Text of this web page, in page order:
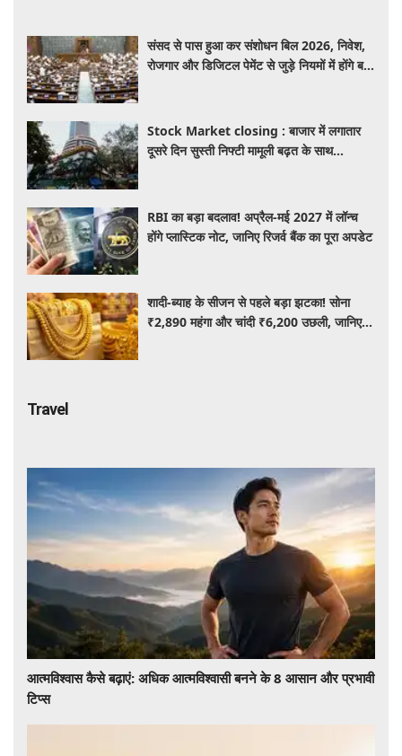
संसद से पास हुआ कर संशोधन बिल 2026, निवेश,
रोजगार और डिजिटल पेमेंट से जुड़े नियमों में होंगे बड़े
Stock Market closing : बाजार में लगातार
दूसरे दिन सुस्ती निफ्टी मामूली बढ़त के साथ
RBI का बड़ा बदलाव! अप्रैल-मई 2027 में लॉन्च
होंगे प्लास्टिक नोट, जानिए रिजर्व बैंक का पूरा अपडेट
शादी-ब्याह के सीजन से पहले बड़ा झटका! सोना
₹2,890 महंगा और चांदी ₹6,200 उछली, जानिए
Travel
आत्मविश्वास कैसे बढ़ाएं: अधिक आत्मविश्वासी बनने के 8 आसान और प्रभावी
टिप्स